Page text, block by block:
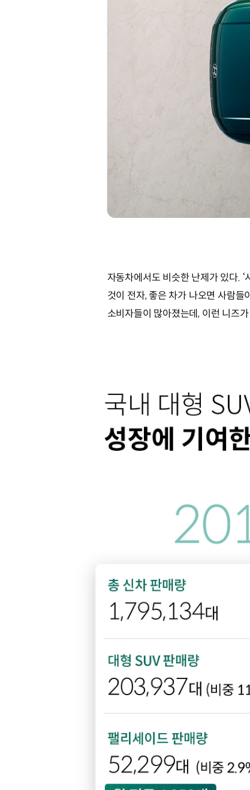
자동차에서도 비슷한 난제가 있다.
것이 전자, 좋은 차가 나오면 사람
소비자들이 많아졌는데, 이런 니즈